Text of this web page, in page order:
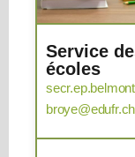
Service
écoles
broye@edufr.ch